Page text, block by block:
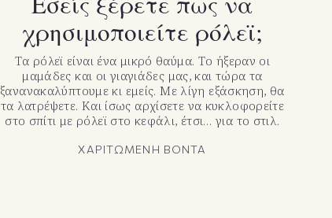
χρησιμοποιείτε ρόλεϊ;
Τα ρόλεϊ είναι ένα μικρό θαύμα. Το ήξεραν οι
μαμάδες και οι γιαγιάδες μας, και τώρα τα
ξανανακαλύπτουμε κι εμείς. Με λίγη εξάσκηση, θα
τα λατρέψετε. Και ίσως αρχίσετε να κυκλοφορείτε
στο σπίτι με ρόλεϊ στο κεφάλι, έτσι… για το στιλ.
ΧΑΡΙΤΩΜΕΝΗ ΒΟΝΤΑ